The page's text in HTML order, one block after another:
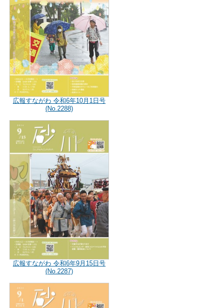
広報すながわ 令和6年10月1日号
(No.2288)
広報すながわ 令和6年9月15日号
(No.2287)